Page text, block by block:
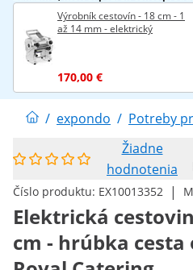
Výrobník cestovín - 18 cm - 1
až 14 mm - elektrický
170,00 €
/ expondo / Potreby
Žiadne
hodnotenia
Číslo produktu: EX10013352 |
Elektrická
cm - hrúbka cesta